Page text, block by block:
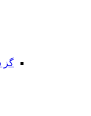
گز